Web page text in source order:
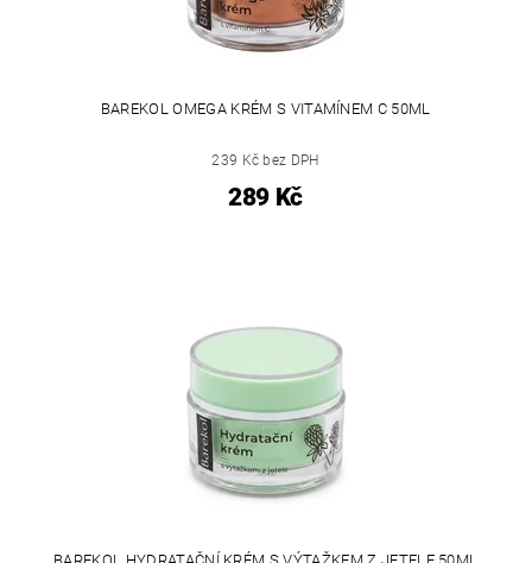
BAREKOL OMEGA KRÉM S VITAMÍNEM C 50ML
239 Kč bez DPH
289 Kč